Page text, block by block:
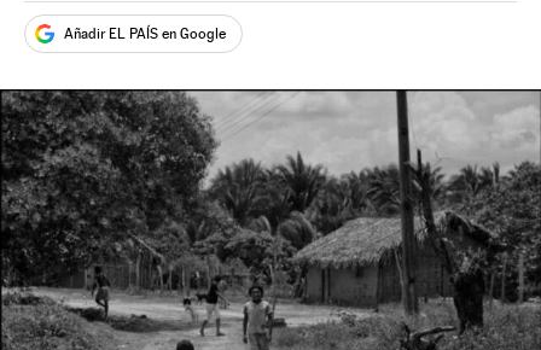
Añadir EL PAÍS en Google